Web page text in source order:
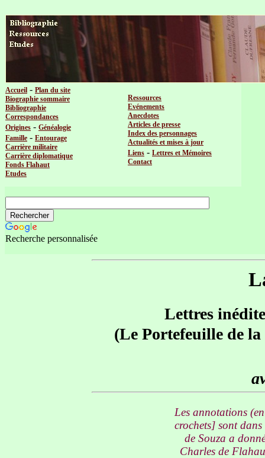
Accueil - Plan du site
Biographie sommaire
Bibliographie
Correspondances
Origines - Généalogie
Famille - Entourage
Carrière militaire
Carrière diplomatique
Fonds Flahaut
Etudes
Ressources
Evénements
Anecdotes
Articles de presse
Index des personnages
Actualités et mises à jour
Liens - Lettres et Mémoires
Contact
Recherche personnalisée
Lettres
(Le Portefeuille de
Les annotations
crochets] sont
de Souza a
Charles de